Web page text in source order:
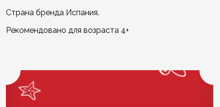
Страна бренда Испания.
Рекомендовано для возраста 4+